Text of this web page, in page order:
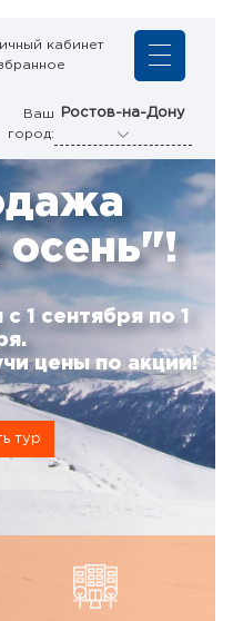
кабинет
Ваш
город:
осень"!
1 сентября по 1
цены по акции!
тур